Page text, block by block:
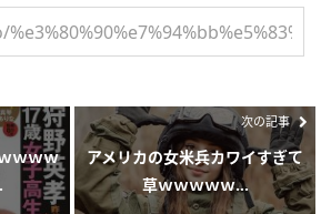
ｗｗｗ
次の記事
アメリカの女米兵カワイすぎて
草ｗｗｗｗｗ...